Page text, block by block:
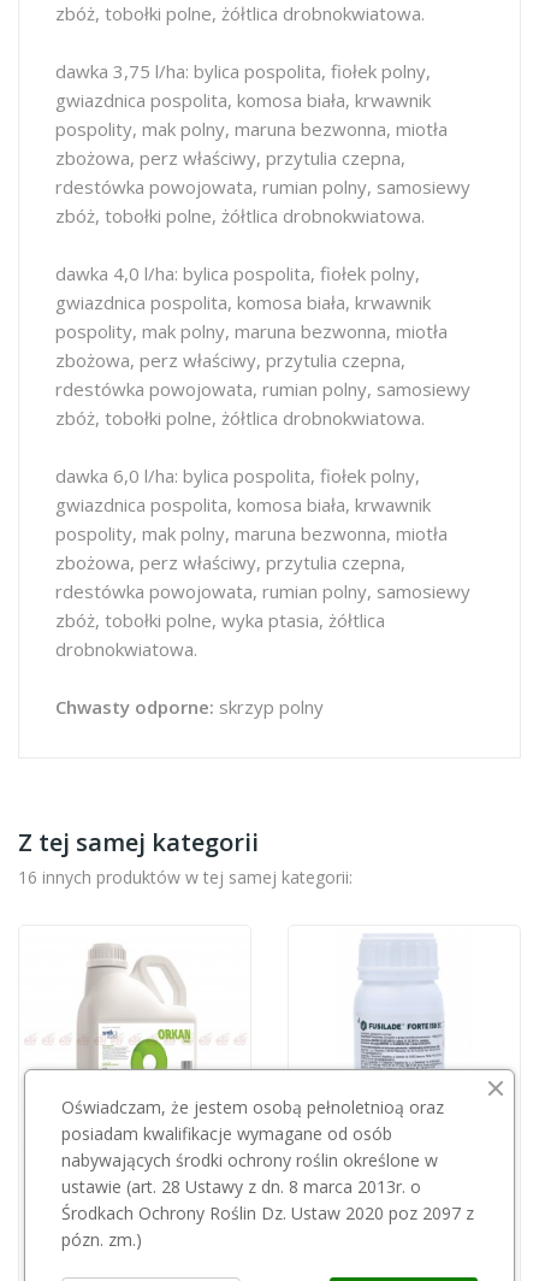
zbóż, tobołki polne, żółtlica drobnokwiatowa.
dawka 3,75 l/ha: bylica pospolita, fiołek polny,
gwiazdnica pospolita, komosa biała, krwawnik
pospolity, mak polny, maruna bezwonna, miotła
zbożowa, perz właściwy, przytulia czepna,
rdestówka powojowata, rumian polny, samosiewy
zbóż, tobołki polne, żółtlica drobnokwiatowa.
dawka 4,0 l/ha: bylica pospolita, fiołek polny,
gwiazdnica pospolita, komosa biała, krwawnik
pospolity, mak polny, maruna bezwonna, miotła
zbożowa, perz właściwy, przytulia czepna,
rdestówka powojowata, rumian polny, samosiewy
zbóż, tobołki polne, żółtlica drobnokwiatowa.
dawka 6,0 l/ha: bylica pospolita, fiołek polny,
gwiazdnica pospolita, komosa biała, krwawnik
pospolity, mak polny, maruna bezwonna, miotła
zbożowa, perz właściwy, przytulia czepna,
rdestówka powojowata, rumian polny, samosiewy
zbóż, tobołki polne, wyka ptasia, żółtlica
drobnokwiatowa.
Chwasty odporne: skrzyp polny
Z tej samej kategorii
16 innych produktów w tej samej kategorii:
SYNTHOS AGRO
Orkan 350 SL 10L
300,00 zł
Oświadczam, że jestem osobą pełnoletnioą oraz
posiadam kwalifikacje wymagane od osób
nabywających środki ochrony roślin określone w
ustawie (art. 28 Ustawy z dn. 8 marca 2013r. o
Środkach Ochrony Roślin Dz. Ustaw 2020 poz 2097 z
pózn. zm.)